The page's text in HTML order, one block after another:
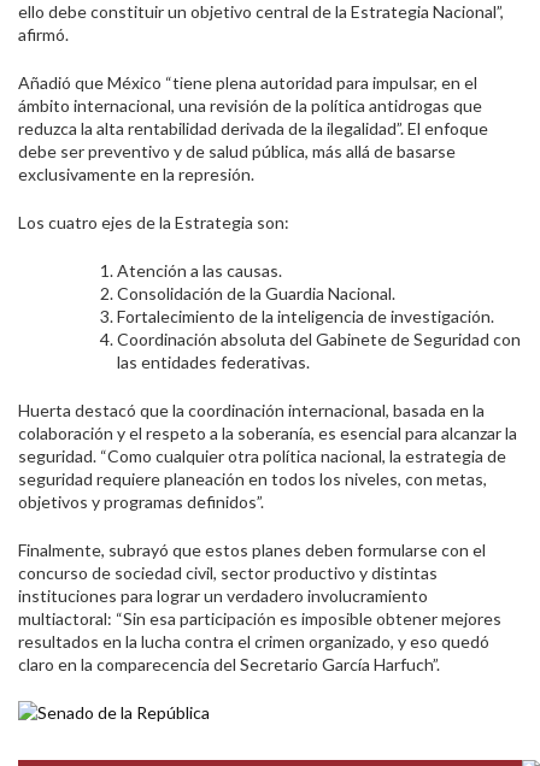
ello debe constituir un objetivo central de la Estrategia Nacional”,
afirmó.
Añadió que México “tiene plena autoridad para impulsar, en el
ámbito internacional, una revisión de la política antidrogas que
reduzca la alta rentabilidad derivada de la ilegalidad”. El enfoque
debe ser preventivo y de salud pública, más allá de basarse
exclusivamente en la represión.
Los cuatro ejes de la Estrategia son:
Atención a las causas.
Consolidación de la Guardia Nacional.
Fortalecimiento de la inteligencia de investigación.
Coordinación absoluta del Gabinete de Seguridad con
las entidades federativas.
Huerta destacó que la coordinación internacional, basada en la
colaboración y el respeto a la soberanía, es esencial para alcanzar la
seguridad. “Como cualquier otra política nacional, la estrategia de
seguridad requiere planeación en todos los niveles, con metas,
objetivos y programas definidos”.
Finalmente, subrayó que estos planes deben formularse con el
concurso de sociedad civil, sector productivo y distintas
instituciones para lograr un verdadero involucramiento
multiactoral: “Sin esa participación es imposible obtener mejores
resultados en la lucha contra el crimen organizado, y eso quedó
claro en la comparecencia del Secretario García Harfuch”.